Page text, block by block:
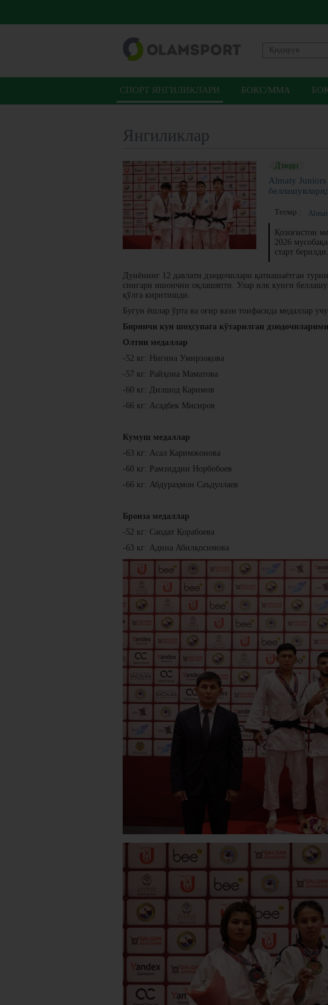
СПОРТ ЯНГИЛИКЛАРИ БОКС/ММА
Янгиликлар
Дзюдо
Almaty
Теглар :
Қозоғистон
2026
старт берилди.
Дунёнинг 12 давлати дзюдочилари қатнашаётган
сингари ишончни оқлашяпти. Улар илк кунги
қўлга киритишди.
Бугун ёшлар ўрта ва оғир вазн тоифасида медаллар
Биринчи кун шоҳсупага кўтарилган
Олтин медаллар
-52 кг: Нигина Умирзоқова
-57 кг: Райҳона Маматова
-60 кг: Дилшод Каримов
-66 кг: Асадбек Мисиров
Кумуш медаллар
-63 кг: Асал Каримжонова
-60 кг: Рамзиддин Норбобоев
-66 кг: Абдураҳмон Саъдуллаев
Бронза медаллар
-52 кг: Саодат Қорабоева
-63 кг: Адина Абилқосимова